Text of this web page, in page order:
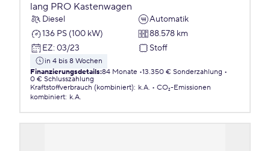
lang PRO Kastenwagen
Diesel
Automatik
136 PS (100 kW)
88.578 km
EZ: 03/23 Stoff
in 4 bis 8 Wochen
Finanzierungsdetails:84 Monate 13.350 € Sonderzahlung
0 € Schlusszahlung
Kraftstoffverbrauch (kombiniert): k.A.
CO₂-Emissionen
kombiniert: k.A.